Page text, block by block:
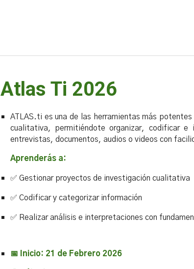
Atlas Ti 2026
ATLAS.ti es una de las herramientas más
cualitativa, permitiéndote organizar, codificar e
entrevistas, documentos, audios o videos con
Aprenderás a:
✅ Gestionar proyectos de investigación cualitativa
✅ Codificar y categorizar información
✅ Realizar análisis e interpretaciones con
📅 Inicio: 21 de Febrero 2026